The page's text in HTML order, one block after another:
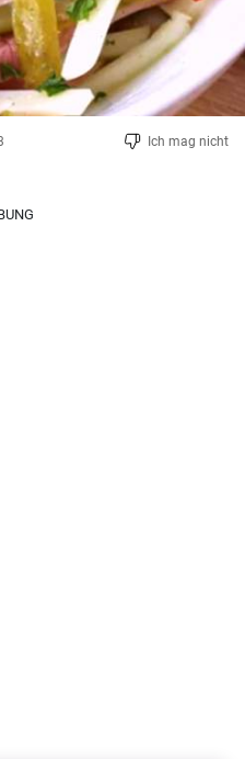
Ich mag nicht